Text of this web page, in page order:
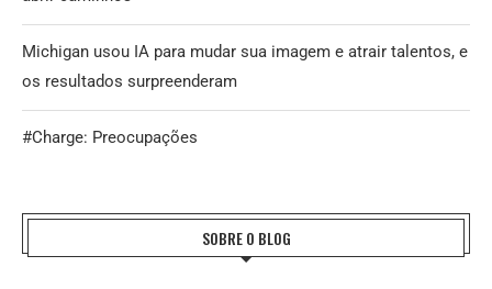
Michigan usou IA para mudar sua imagem e atrair talentos, e
os resultados surpreenderam
#Charge: Preocupações
SOBRE O BLOG